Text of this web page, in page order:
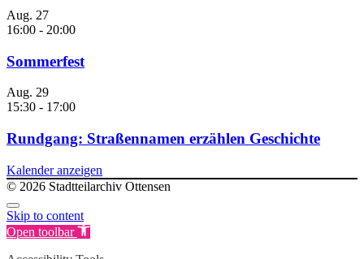
Aug. 27
16:00 - 20:00
Sommerfest
Aug. 29
15:30 - 17:00
Rundgang: Straßennamen erzählen Geschichte
Kalender anzeigen
© 2026 Stadtteilarchiv Ottensen
Skip to content
Open toolbar